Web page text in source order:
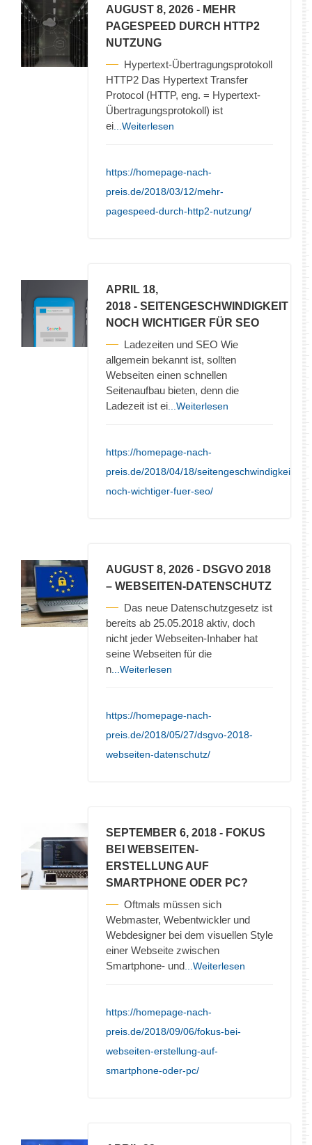
AUGUST 8, 2026 - MEHR
PAGESPEED DURCH HTTP2
NUTZUNG
Hypertext-Übertragungsprotokoll
HTTP2 Das Hypertext Transfer
Protocol (HTTP, eng. = Hypertext-
Übertragungsprotokoll) ist
ei ...Weiterlesen
https://homepage-nach-
preis.de/2018/03/12/mehr-
pagespeed-durch-http2-nutzung/
APRIL 18,
2018 - SEITENGESCHWINDIGKEIT
NOCH WICHTIGER FÜR SEO
Ladezeiten und SEO Wie
allgemein bekannt ist, sollten
Webseiten einen schnellen
Seitenaufbau bieten, denn die
Ladezeit ist ei ...Weiterlesen
https://homepage-nach-
preis.de/2018/04/18/seitengeschwindigkeit-
noch-wichtiger-fuer-seo/
AUGUST 8, 2026 - DSGVO 2018
– WEBSEITEN-DATENSCHUTZ
Das neue Datenschutzgesetz ist
bereits ab 25.05.2018 aktiv, doch
nicht jeder Webseiten-Inhaber hat
seine Webseiten für die
n ...Weiterlesen
https://homepage-nach-
preis.de/2018/05/27/dsgvo-2018-
webseiten-datenschutz/
SEPTEMBER 6, 2018 - FOKUS
BEI WEBSEITEN-
ERSTELLUNG AUF
SMARTPHONE ODER PC?
Oftmals müssen sich
Webmaster, Webentwickler und
Webdesigner bei dem visuellen Style
einer Webseite zwischen
Smartphone- und ...Weiterlesen
https://homepage-nach-
preis.de/2018/09/06/fokus-bei-
webseiten-erstellung-auf-
smartphone-oder-pc/